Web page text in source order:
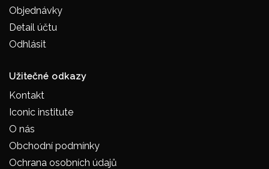
Objednávky
Detail účtu
Odhlásit
Užitečné odkazy
Kontakt
Iconic institute
O nás
Obchodní podmínky
Ochrana osobních údajů